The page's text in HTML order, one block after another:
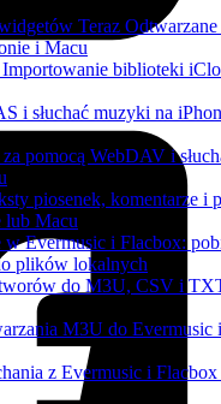
Teraz
i Macu
biblioteki
i słuchać muzyki na
pomocą WebDAV i
piosenek, komentarze i
lub Macu
Evermusic i Flacbox:
plików lokalnych
do M3U, CSV i
M3U do Evermusic i
z Evermusic i